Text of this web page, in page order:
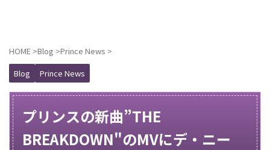
HOME >Blog >Prince News >
Blog
Prince News
プリンスの新曲”THE
BREAKDOWN"のMVにデ・ニー